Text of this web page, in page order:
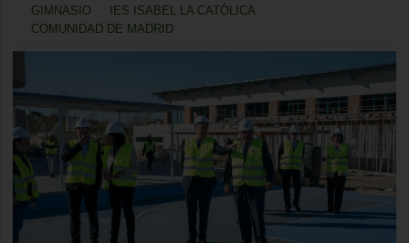
GIMNASIO
IES ISABEL LA CATÓLICA
COMUNIDAD DE MADRID